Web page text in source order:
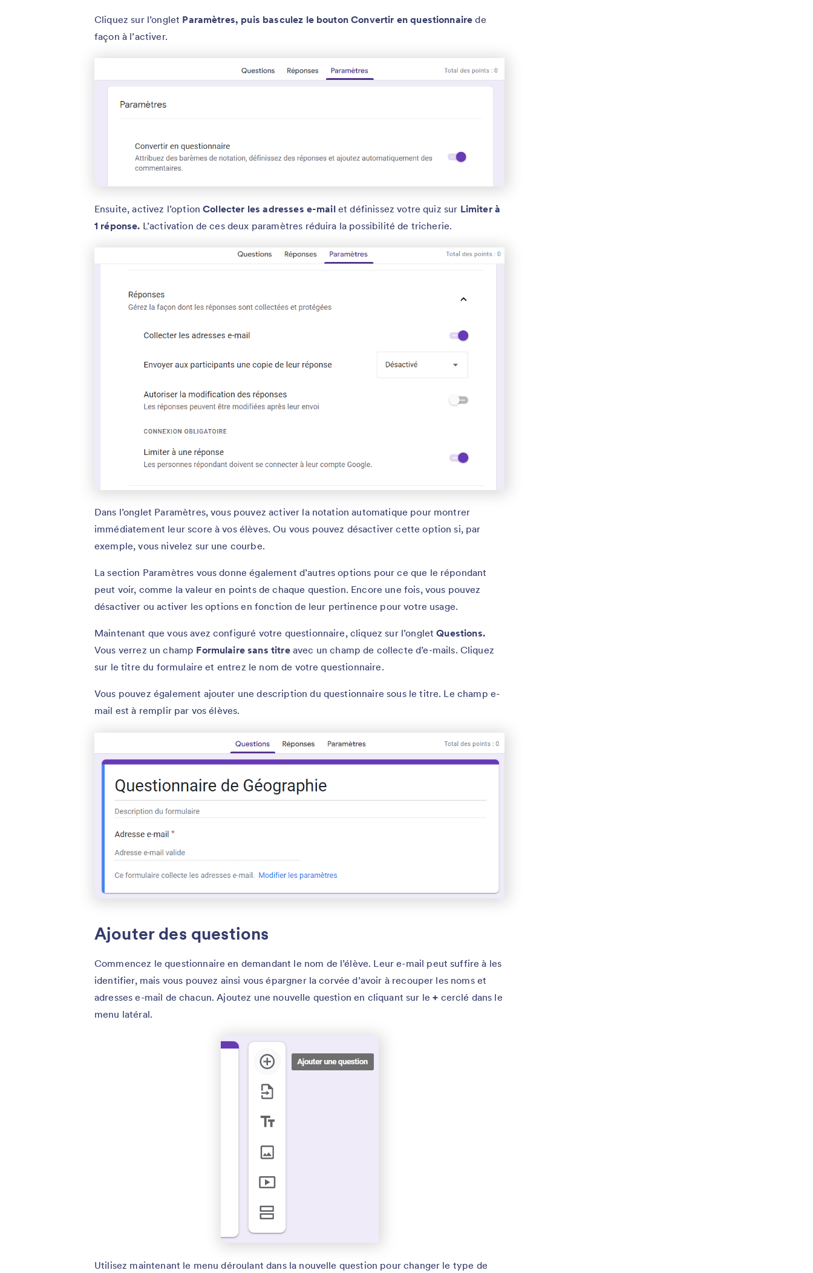
Cliquez sur l’onglet Paramètres, puis basculez le bouton Convertir en questionnaire de
façon à l’activer.
Ensuite, activez l’optionCollecter les adresses e-mailet définissez votre quiz sur Limiter à
1 réponse. L’activation de ces deux paramètres réduira la possibilité de tricherie.
Dans l’onglet Paramètres, vous pouvez activer la notation automatique pour montrer
immédiatement leur score à vos élèves. Ou vous pouvez désactiver cette option si, par
exemple, vous nivelez sur une courbe.
La section Paramètres vous donne également d’autres options pour ce que le répondant
peut voir, comme la valeur en points de chaque question. Encore une fois, vous pouvez
désactiver ou activer les options en fonction de leur pertinence pour votre usage.
Maintenant que vous avez configuré votre questionnaire, cliquez sur l’ongletQuestions.
Vous verrez un champ Formulaire sans titreavec un champ de collecte d’e-mails. Cliquez
sur le titre du formulaire et entrez le nom de votre questionnaire.
Vous pouvez également ajouter une description du questionnaire sous le titre. Le champ e-
mail est à remplir par vos élèves.
Ajouter des questions
Commencez le questionnaire en demandant le nom de l’élève. Leur e-mail peut suffire à les
identifier, mais vous pouvez ainsi vous épargner la corvée d’avoir à recouper les noms et
adresses e-mail de chacun. Ajoutez une nouvelle question en cliquant sur le+ cerclé dans le
menu latéral.
Utilisez maintenant le menu déroulant dans la nouvelle question pour changer le type de